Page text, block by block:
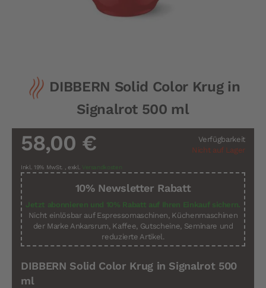
Anfang
DIBBERN Solid Color Krug in
Signalrot 500 ml
Verfügbarkeit
Nicht auf Lager
58,00 €
Inkl. 19% MwSt. , exkl. Versandkosten
10% Newsletter Rabatt
Jetzt abonnieren und 10% Rabatt auf Ihren Einkauf sichern.
Nicht einlösbar auf Espressomaschinen, Küchenmaschinen
der Marke Ankarsrum, Kaffee, Gutscheine, Seminare und
reduzierte Artikel.
DIBBERN Solid Color Krug in Signalrot 500
ml